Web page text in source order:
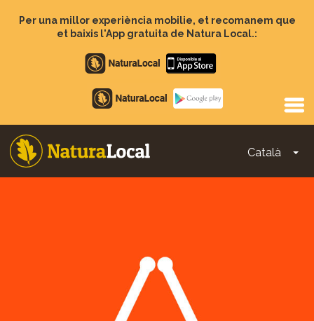
Per una millor experiència mobilie, et recomanem que
et baixis l'App gratuita de Natura Local.:
Apple
store
Google
Play
Català
Main